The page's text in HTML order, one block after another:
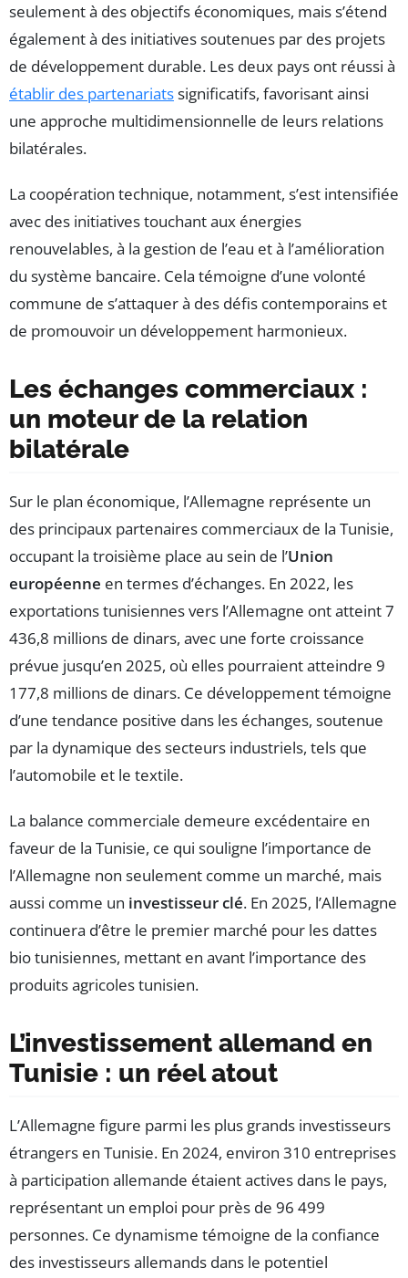
seulement à des objectifs économiques, mais s’étend
également à des initiatives soutenues par des projets
de développement durable. Les deux pays ont réussi à
établir des partenariatssignificatifs, favorisant ainsi
une approche multidimensionnelle de leurs relations
bilatérales.
La coopération technique, notamment, s’est intensifiée
avec des initiatives touchant aux énergies
renouvelables, à la gestion de l’eau et à l’amélioration
du système bancaire. Cela témoigne d’une volonté
commune de s’attaquer à des défis contemporains et
de promouvoir un développement harmonieux.
Les échanges commerciaux :
un moteur de la relation
bilatérale
Sur le plan économique, l’Allemagne représente un
des principaux partenaires commerciaux de la Tunisie,
occupant la troisième place au sein de l’Union
européenne en termes d’échanges. En 2022, les
exportations tunisiennes vers l’Allemagne ont atteint 7
436,8 millions de dinars, avec une forte croissance
prévue jusqu’en 2025, où elles pourraient atteindre 9
177,8 millions de dinars. Ce développement témoigne
d’une tendance positive dans les échanges, soutenue
par la dynamique des secteurs industriels, tels que
l’automobile et le textile.
La balance commerciale demeure excédentaire en
faveur de la Tunisie, ce qui souligne l’importance de
l’Allemagne non seulement comme un marché, mais
aussi comme un investisseur clé. En 2025, l’Allemagne
continuera d’être le premier marché pour les dattes
bio tunisiennes, mettant en avant l’importance des
produits agricoles tunisien.
L’investissement allemand en
Tunisie : un réel atout
L’Allemagne figure parmi les plus grands investisseurs
étrangers en Tunisie. En 2024, environ 310 entreprises
à participation allemande étaient actives dans le pays,
représentant un emploi pour près de 96 499
personnes. Ce dynamisme témoigne de la confiance
des investisseurs allemands dans le potentiel